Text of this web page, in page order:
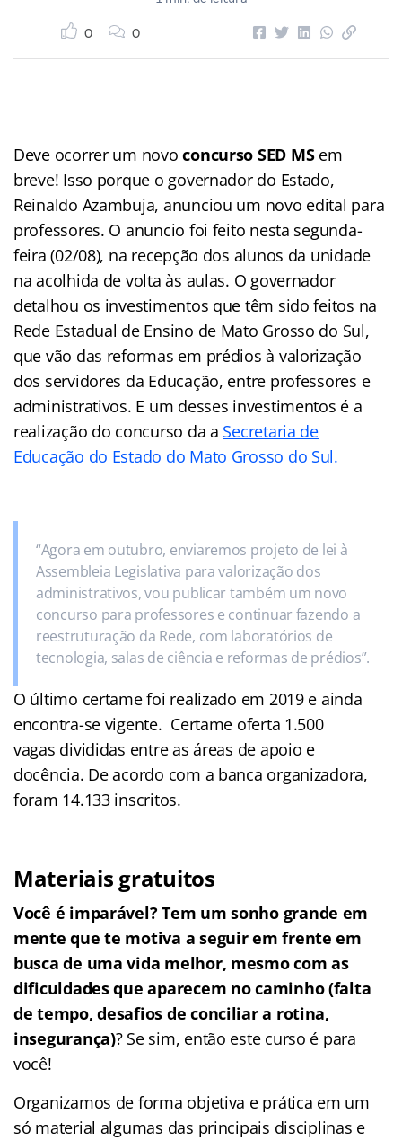
0 0
Deve ocorrer um novoconcurso SED MSem
breve! Isso porque o governador do Estado,
Reinaldo Azambuja, anunciou um novo edital para
professores. O anuncio foi feito nesta segunda-
feira (02/08), na recepção dos alunos da unidade
na acolhida de volta às aulas. O governador
detalhou os investimentos que têm sido feitos na
Rede Estadual de Ensino de Mato Grosso do Sul,
que vão das reformas em prédios à valorização
dos servidores da Educação, entre professores e
administrativos. E um desses investimentos é a
realização do concurso da a Secretaria de
Educação do Estado do Mato Grosso do Sul.
“Agora em outubro, enviaremos projeto de lei à
Assembleia Legislativa para valorização dos
administrativos, vou publicar também um novo
concurso para professores e continuar fazendo a
reestruturação da Rede, com laboratórios de
tecnologia, salas de ciência e reformas de prédios”.
O último certame foi realizado em 2019 e ainda
encontra-se vigente. Certame oferta 1.500
vagas divididas entre as áreas de apoio e
docência. De acordo com a banca organizadora,
foram 14.133 inscritos.
Materiais gratuitos
Você é imparável? Tem um sonho grande em
mente que te motiva a seguir em frente em
busca de uma vida melhor, mesmo com as
dificuldades que aparecem no caminho (falta
de tempo, desafios de conciliar a rotina,
insegurança)? Se sim, então este curso é para
você!
Organizamos de forma objetiva e prática em um
só material algumas das principais disciplinas e